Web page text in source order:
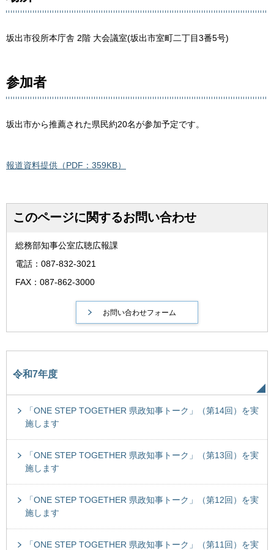
坂出市役所本庁舎 2階 大会議室(坂出市室町二丁目3番5号)
参加者
坂出市から推薦された県民約20名が参加予定です。
報道資料提供（PDF：359KB）
このページに関するお問い合わせ
総務部知事公室広聴広報課
電話：087-832-3021
FAX：087-862-3000
令和7年度
「ONE STEP TOGETHER 県政知事トーク」（第14回）を実
施します
「ONE STEP TOGETHER 県政知事トーク」（第13回）を実
施します
「ONE STEP TOGETHER 県政知事トーク」（第12回）を実
施します
「ONE STEP TOGETHER 県政知事トーク」（第11回）を実